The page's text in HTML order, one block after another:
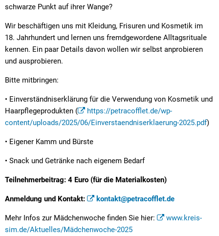
schwarze Punkt auf ihrer Wange?
Wir beschäftigen uns mit Kleidung, Frisuren und Kosmetik im
18. Jahrhundert und lernen uns fremdgewordene Alltagsrituale
kennen. Ein paar Details davon wollen wir selbst anprobieren
und ausprobieren.
Bitte mitbringen:
• Einverständniserklärung für die Verwendung von Kosmetik und
Haarpflegeprodukten (
https://petracofflet.de/wp-
content/uploads/2025/06/Einverstaendniserklaerung-2025.pdf)
• Eigener Kamm und Bürste
• Snack und Getränke nach eigenem Bedarf
Teilnehmerbeitrag: 4 Euro (für die Materialkosten)
Anmeldung und Kontakt: kontakt@petracofflet.de
Mehr Infos zur Mädchenwoche finden Sie hier:
www.kreis-
sim.de/Aktuelles/Mädchenwoche-2025